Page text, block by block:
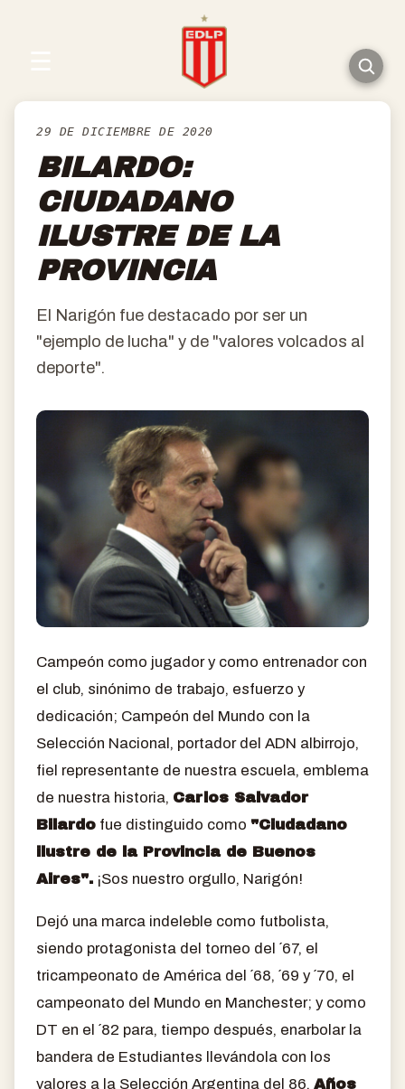
29 DE DICIEMBRE DE 2020
BILARDO:
CIUDADANO
ILUSTRE DE LA
PROVINCIA
El Narigón fue destacado por ser un
"ejemplo de lucha" y de "valores volcados al
deporte".
Campeón como jugador y como entrenador con
el club, sinónimo de trabajo, esfuerzo y
dedicación; Campeón del Mundo con la
Selección Nacional, portador del ADN albirrojo,
fiel representante de nuestra escuela, emblema
de nuestra historia, Carlos Salvador
Bilardo fue distinguido como "Ciudadano
ilustre de la Provincia de Buenos
Aires". ¡Sos nuestro orgullo, Narigón!
Dejó una marca indeleble como futbolista,
siendo protagonista del torneo del ´67, el
tricampeonato de América del ´68, ´69 y ´70, el
campeonato del Mundo en Manchester; y como
DT en el ´82 para, tiempo después, enarbolar la
bandera de Estudiantes llevándola con los
valores a la Selección Argentina del 86. Años